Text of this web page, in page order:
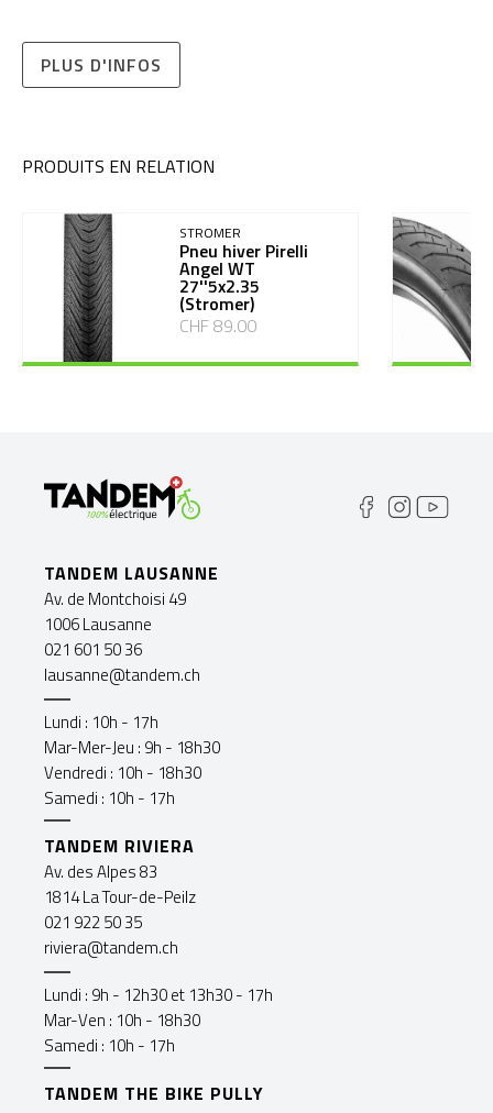
PLUS D'INFOS
PRODUITS EN RELATION
STROMER
Pneu hiver Pirelli
Angel WT
27''5x2.35
(Stromer)
CHF 89.00
TANDEM LAUSANNE
Av. de Montchoisi 49
1006 Lausanne
021 601 50 36
lausanne@tandem.ch
Lundi : 10h - 17h
Mar-Mer-Jeu : 9h - 18h30
Vendredi : 10h - 18h30
Samedi : 10h - 17h
TANDEM RIVIERA
Av. des Alpes 83
1814 La Tour-de-Peilz
021 922 50 35
riviera@tandem.ch
Lundi : 9h - 12h30 et 13h30 - 17h
Mar-Ven : 10h - 18h30
Samedi : 10h - 17h
TANDEM THE BIKE PULLY